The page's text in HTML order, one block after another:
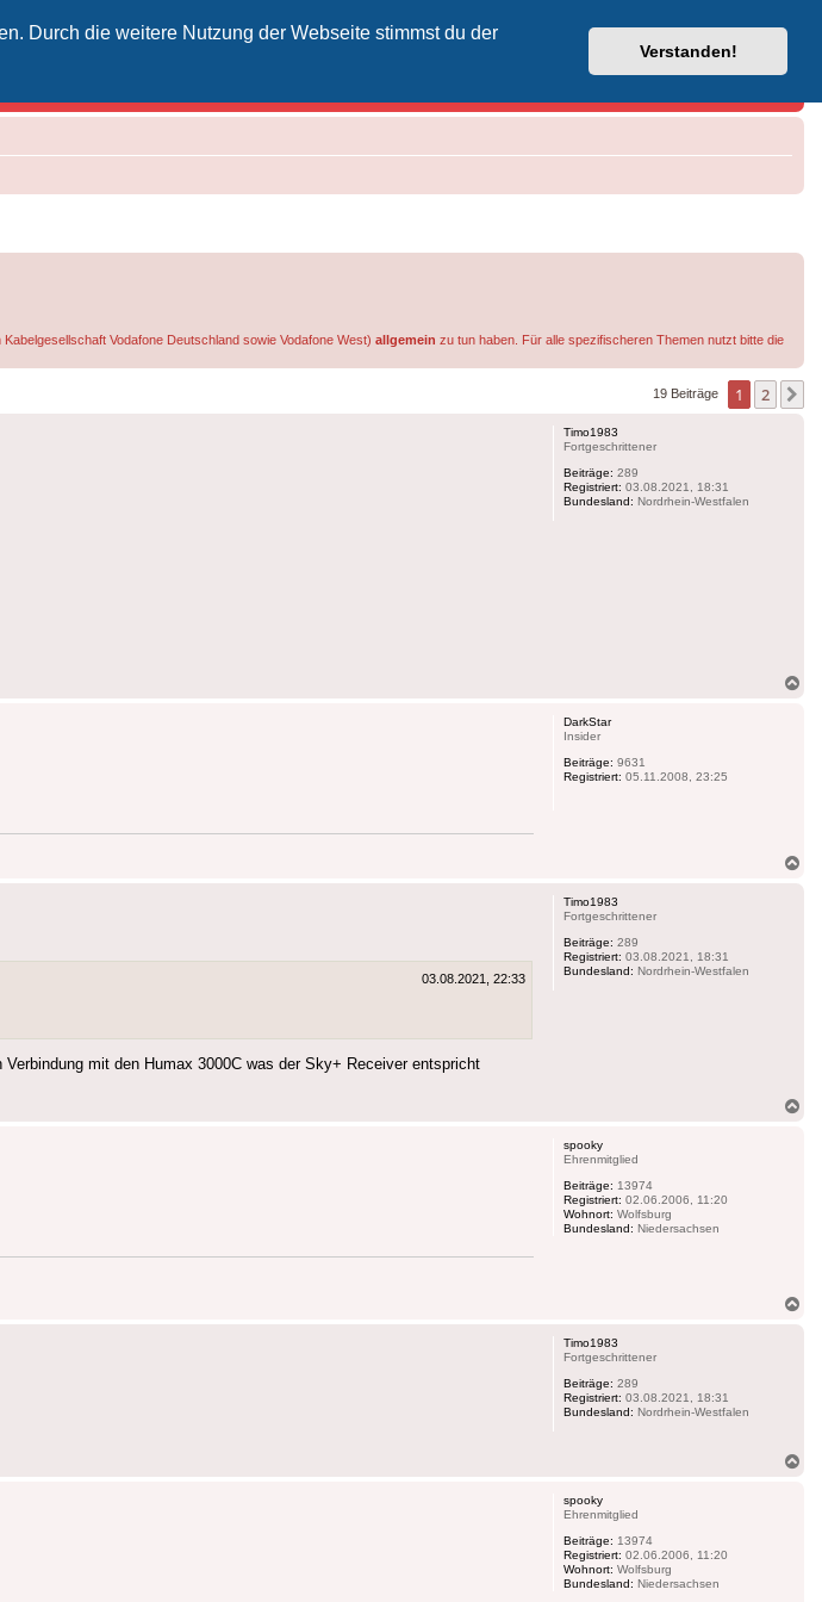
Durch die weitere Nutzung der Webseite stimmst du der
Verstanden!
Vodafone-Kabel-Helpdesk
Vodafone Deutschland sowie Vodafone West) allgemein zu tun haben. Für alle spezifischeren Themen nutzt bitte die
19 Beiträge 1 2
Timo1983
Fortgeschrittener
Beiträge: 289
Registriert: 03.08.2021, 18:31
Bundesland: Nordrhein-Westfalen
DarkStar
Insider
Beiträge: 9631
Registriert: 05.11.2008, 23:25
Timo1983
Fortgeschrittener
Beiträge: 289
Registriert: 03.08.2021, 18:31
Bundesland: Nordrhein-Westfalen
03.08.2021, 22:33
mit den Humax 3000C was der Sky+ Receiver entspricht
spooky
Ehrenmitglied
Beiträge: 13974
Registriert: 02.06.2006, 11:20
Wohnort: Wolfsburg
Bundesland: Niedersachsen
Timo1983
Fortgeschrittener
Beiträge: 289
Registriert: 03.08.2021, 18:31
Bundesland: Nordrhein-Westfalen
spooky
Ehrenmitglied
Beiträge: 13974
Registriert: 02.06.2006, 11:20
Wohnort: Wolfsburg
Bundesland: Niedersachsen